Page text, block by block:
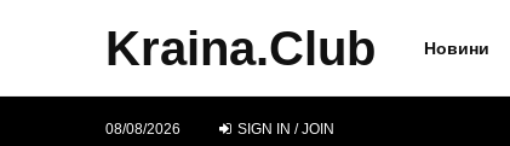
Kraina.Club Новини
08/08/2026 SIGN IN / JOIN